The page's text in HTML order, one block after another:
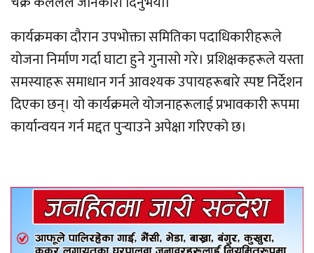
कार्यक्रमका दौरान उपभोक्ता समितिका पदाधिकारीहरूले
योजना निर्माण गर्दा घाटा हुने गुनासो गरे। प्रशिक्षकहरूले यस्ता
समस्याहरू समाधान गर्न आवश्यक उपायहरूबारे स्पष्ट निर्देशन
दिएका छन्। यो कार्यक्रमले योजनाहरूलाई प्रभावकारी रूपमा
कार्यान्वयन गर्न मद्दत पुर्‍याउने अपेक्षा गरिएको छ।